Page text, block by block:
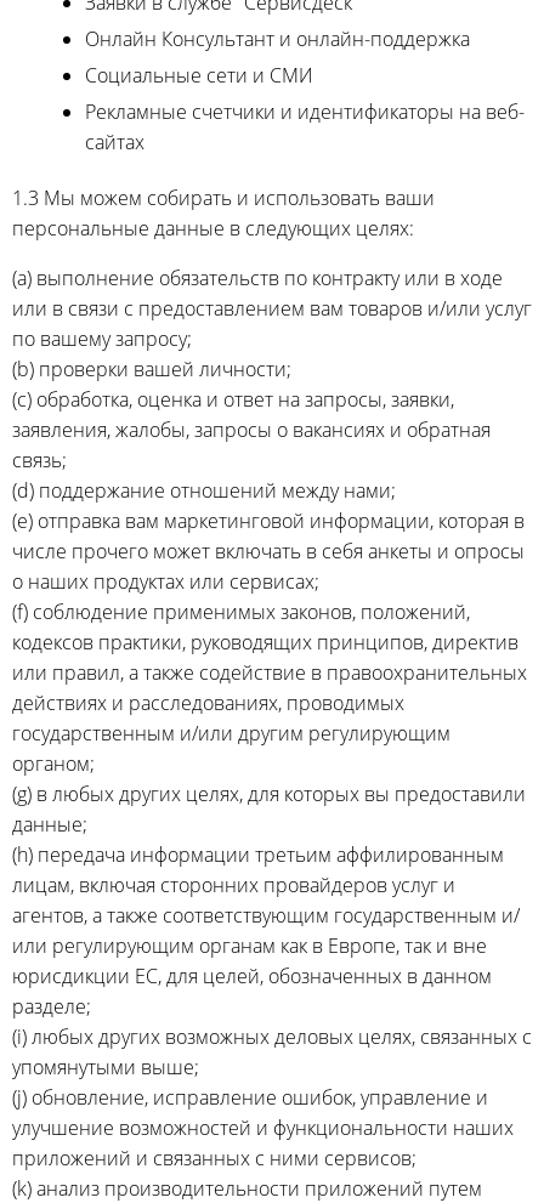
Онлайн Консультант и онлайн-поддержка
Социальные сети и СМИ
Рекламные счетчики и идентификаторы на веб-
сайтах
1.3 Мы можем собирать и использовать ваши
персональные данные в следующих целях:
(а) выполнение обязательств по контракту или в ходе
или в связи с предоставлением вам товаров и/или услуг
по вашему запросу;
(b) проверки вашей личности;
(c) обработка, оценка и ответ на запросы, заявки,
заявления, жалобы, запросы о вакансиях и обратная
связь;
(d) поддержание отношений между нами;
(e) отправка вам маркетинговой информации, которая в
числе прочего может включать в себя анкеты и опросы
о наших продуктах или сервисах;
(f) соблюдение применимых законов, положений,
кодексов практики, руководящих принципов, директив
или правил, а также содействие в правоохранительных
действиях и расследованиях, проводимых
государственным и/или другим регулирующим
органом;
(g) в любых других целях, для которых вы предоставили
данные;
(h) передача информации третьим аффилированным
лицам, включая сторонних провайдеров услуг и
агентов, а также соответствующим государственным и/
или регулирующим органам как в Европе, так и вне
юрисдикции ЕС, для целей, обозначенных в данном
разделе;
(i) любых других возможных деловых целях, связанных с
упомянутыми выше;
(j) обновление, исправление ошибок, управление и
улучшение возможностей и функциональности наших
приложений и связанных с ними сервисов;
(k) анализ производительности приложений путем